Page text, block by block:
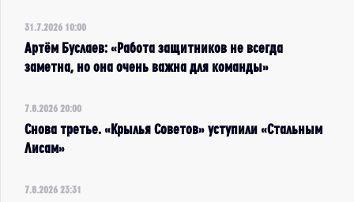
31.7.2026 10:00
Артём Буслаев: «Работа защитников не всегда
заметна, но она очень важна для команды»
7.8.2026 20:00
Снова третье. «Крылья Советов» уступили «Стальным
Лисам»
7.8.2026 23:31